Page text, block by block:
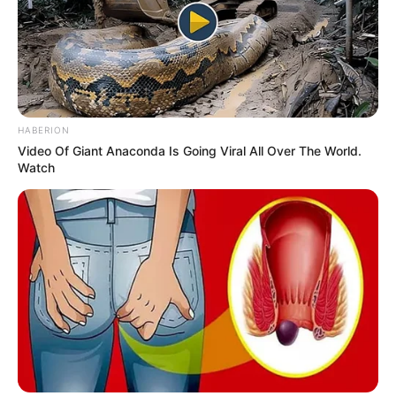
βαρύτητας και περιλαμβάνουν οίδημα, ερυθρότητα και
άλγος στην περιοχή έγχυσης, κόπωση και παροδική
πυρεξία.Εντούτοις, ανεπιθύμητα σοβαρά συμβάματα,
όπως οι αλλεργικές αντιδράσεις αναφυλαξίας,
σχετίζονται με τύπου αλλεργικής καταπληξίας
(σοκ)δυνητικά θανατηφόρο πορείααπαιτώντας
άμεση θεραπευτική αντιμετώπιση .
εμβολιασμών αποτελεί βασική παράμετρο ελέγχου
προ της έγκρισης για ευρεία χρήση».
Η ανεύρεση κατάλληλων προτύπων πειραματόζωων
αποτελεί ακρογωνιαίο λίθο για την παρασκευή ενός
εμβολίου.
Ως προς τη σημασίαγιαανεύρεσης κατάλληλων
προτύπων πειραματόζωων, για σωστή μελέτη ενός
υποψηφίου εμβολίου, τονίζεται ότι «
HABERION
Video Of Giant Anaconda Is Going Viral All Over The World.
Watch